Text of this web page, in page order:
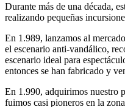
Durante más de una década,
realizando pequeñas
En 1.989, lanzamos al
el escenario anti-vandálico,
escenario ideal para
entonces se han fabricado y
En 1.990, adquirimos nuestro
fuimos casi pioneros en la